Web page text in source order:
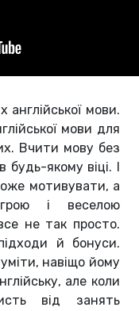
англійської мови.
мови для
Вчити мову без
якому віці. І
мотивувати, а
і веселою
не так просто.
й бонуси.
навіщо йому
але коли
від занять